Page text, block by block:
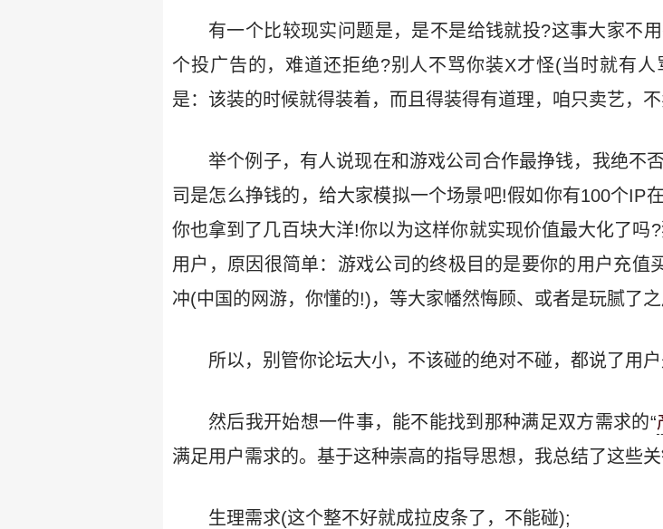
有一个比较现实问题是，是不是给钱就投?这事大家不
个投广告的，难道还拒绝?别人不骂你装X才怪(当时就有
是：该装的时候就得装着，而且得装得有道理，咱只卖艺，
举个例子，有人说现在和游戏公司合作最挣钱，我绝不
司是怎么挣钱的，给大家模拟一个场景吧!假如你有100个IP
你也拿到了几百块大洋!你以为这样你就实现价值最大化了吗
用户，原因很简单：游戏公司的终极目的是要你的用户充值
冲(中国的网游，你懂的!)，等大家幡然悔顾、或者是玩腻了
所以，别管你论坛大小，不该碰的绝对不碰，都说了用
然后我开始想一件事，能不能找到那种满足双方需求的“
满足用户需求的。基于这种崇高的指导思想，我总结了这些关
生理需求(这个整不好就成拉皮条了，不能碰);